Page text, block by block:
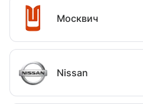
Москвич
Nissan